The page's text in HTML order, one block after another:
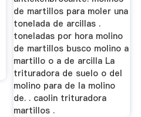
de martillos para moler una
tonelada de arcillas .
toneladas por hora molino
de martillos busco molino a
martillo o a de arcilla La
trituradora de suelo o del
molino para de la molino
de. . caolin trituradora
martillos .